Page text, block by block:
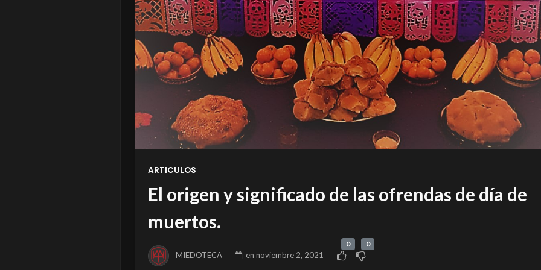
ARTICULOS
El origen y significado de las ofrendas de día de
muertos.
MIEDOTECA en noviembre 2, 2021
0 0